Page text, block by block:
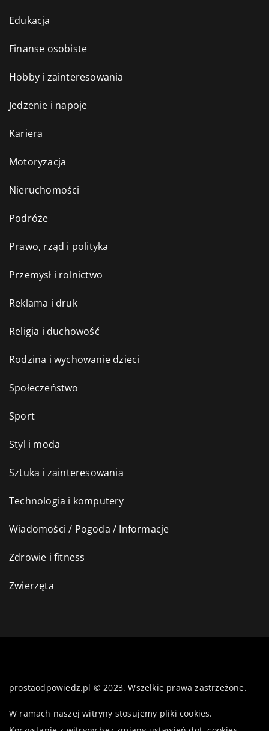
Edukacja
Finanse osobiste
Hobby i zainteresowania
Jedzenie i napoje
Kariera
Motoryzacja
Nieruchomości
Podróże
Prawo, rząd i polityka
Przemysł i rolnictwo
Reklama i druk
Religia i duchowość
Rodzina i wychowanie dzieci
Społeczeństwo
Sport
Styl i moda
Sztuka i zainteresowania
Technologia i komputery
Wiadomości / Pogoda / Informacje
Zdrowie i fitness
Zwierzęta
prostaodpowiedz.pl © 2023. Wszelkie prawa zastrzeżone.
W ramach naszej witryny stosujemy pliki cookies.